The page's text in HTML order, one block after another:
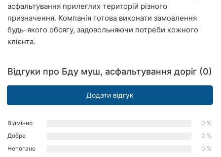
Кропивницький
Харків
Дніпро
Львів
асфальтування прилеглих територій різного
призначення. Компанія готова виконати замовлення
будь-якого обсягу, задовольняючи потреби кожного
клієнта.
Відгуки про Бду муш, асфальтування доріг (0)
Додати відгук
Відмінно
0 %
Добре
0 %
Непогано
0 %